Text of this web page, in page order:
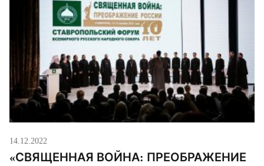
14.12.2022
​​«СВЯЩЕННАЯ ВОЙНА: ПРЕОБРАЖЕНИЕ